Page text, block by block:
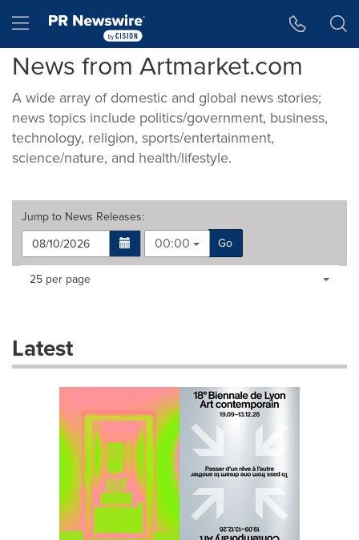
Hamburger menu
News from Artmarket.com
A wide array of domestic and global news stories;
news topics include politics/government, business,
technology, religion, sports/entertainment,
science/nature, and health/lifestyle.
Jump to News Releases:
00:00
Go
Making
dropdown
will
Items per page:
25 per page
Latest